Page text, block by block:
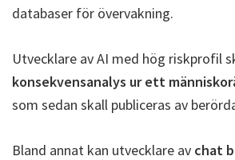
databaser för övervakning.
Utvecklare av AI med hög riskprofil
konsekvensanalys ur ett
som sedan skall publiceras av
Bland annat kan utvecklare av chat